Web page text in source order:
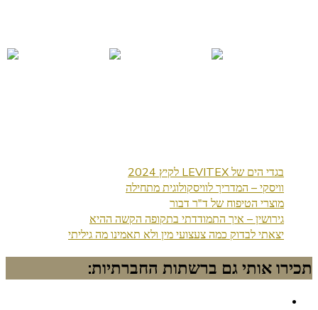
בגדי הים של LEVITEX לקיץ 2024
וויסקי – המדריך לוויסקולוגית מתחילה
מוצרי הטיפוח של ד"ר דבור
גירושין – איך התמודדתי בתקופה הקשה ההיא
יצאתי לבדוק כמה צעצועי מין ולא תאמינו מה גיליתי
תכירו אותי גם ברשתות החברתיות: